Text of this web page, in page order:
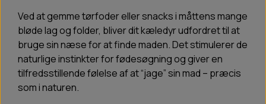
Ved at gemme tørfoder eller snacks i måttens mange
bløde lag og folder, bliver dit kæledyr udfordret til at
bruge sin næse for at finde maden. Det stimulerer de
naturlige instinkter for fødesøgning og giver en
tilfredsstillende følelse af at “jage” sin mad – præcis
som i naturen.